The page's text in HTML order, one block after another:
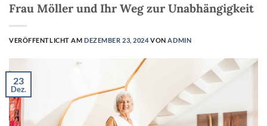
Frau Möller und Ihr Weg zur Unabhängigkeit
VERÖFFENTLICHT AMDEZEMBER 23, 2024VONADMIN
23
Dez.